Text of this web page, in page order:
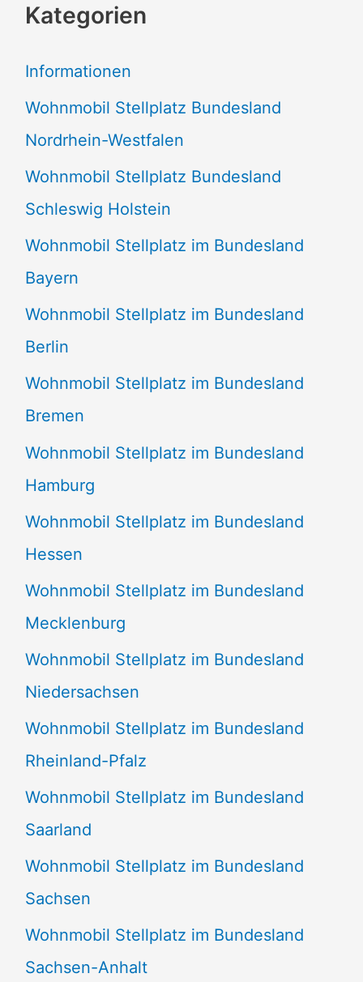
h
n
n
a
c
h
:
Kategorien
Informationen
Wohnmobil Stellplatz Bundesland
Nordrhein-Westfalen
Wohnmobil Stellplatz Bundesland
Schleswig Holstein
Wohnmobil Stellplatz im Bundesland
Bayern
Wohnmobil Stellplatz im Bundesland
Berlin
Wohnmobil Stellplatz im Bundesland
Bremen
Wohnmobil Stellplatz im Bundesland
Hamburg
Wohnmobil Stellplatz im Bundesland
Hessen
Wohnmobil Stellplatz im Bundesland
Mecklenburg
Wohnmobil Stellplatz im Bundesland
Niedersachsen
Wohnmobil Stellplatz im Bundesland
Rheinland-Pfalz
Wohnmobil Stellplatz im Bundesland
Saarland
Wohnmobil Stellplatz im Bundesland
Sachsen
Wohnmobil Stellplatz im Bundesland
Sachsen-Anhalt